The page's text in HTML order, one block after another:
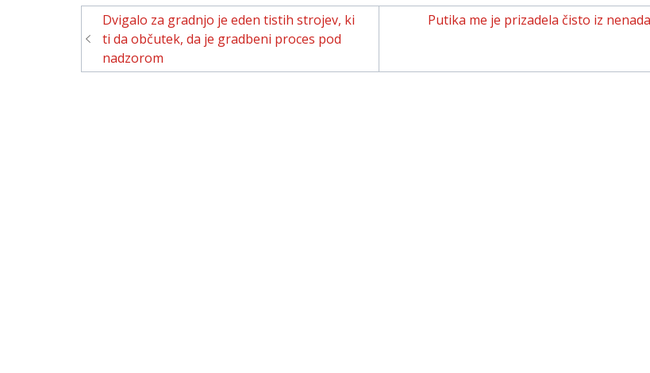
Navigacija
prispevka
Dvigalo za gradnjo je eden tistih strojev, ki
ti da občutek, da je gradbeni proces pod
nadzorom
Putika me je prizadela čisto iz nenada